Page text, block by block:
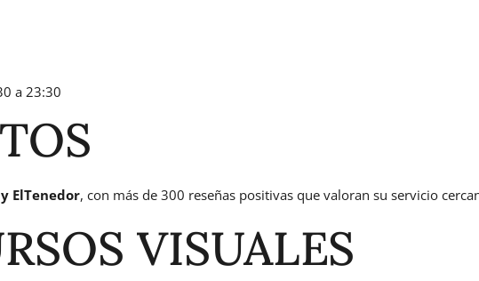
a 23:30
ElTenedor, con más de 300 reseñas positivas que valoran su servicio
VISUALES